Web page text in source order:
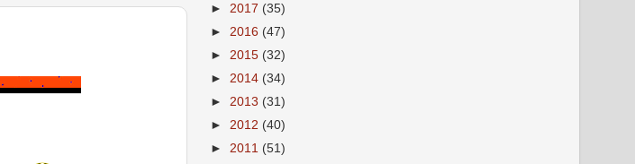
► 2017 (35)
► 2016 (47)
► 2015 (32)
► 2014 (34)
► 2013 (31)
► 2012 (40)
► 2011 (51)